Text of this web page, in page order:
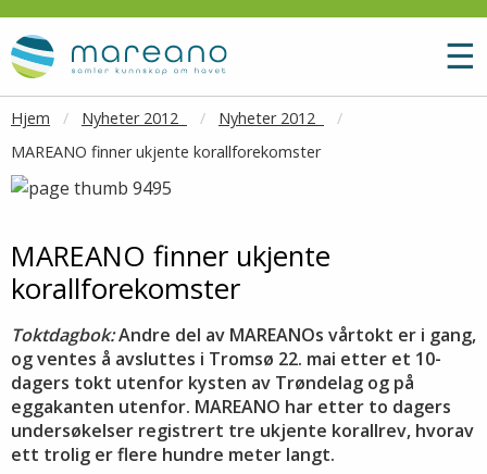
Gå til hovedinnhold
☰
Hjem Nyheter 2012
Nyheter 2012
MAREANO finner ukjente korallforekomster
MAREANO finner ukjente
korallforekomster
Toktdagbok:Andre del av MAREANOs vårtokt er i gang,
og ventes å avsluttes i Tromsø 22. mai etter et 10-
dagers tokt utenfor kysten av Trøndelag og på
eggakanten utenfor. MAREANO har etter to dagers
undersøkelser registrert tre ukjente korallrev, hvorav
ett trolig er flere hundre meter langt.